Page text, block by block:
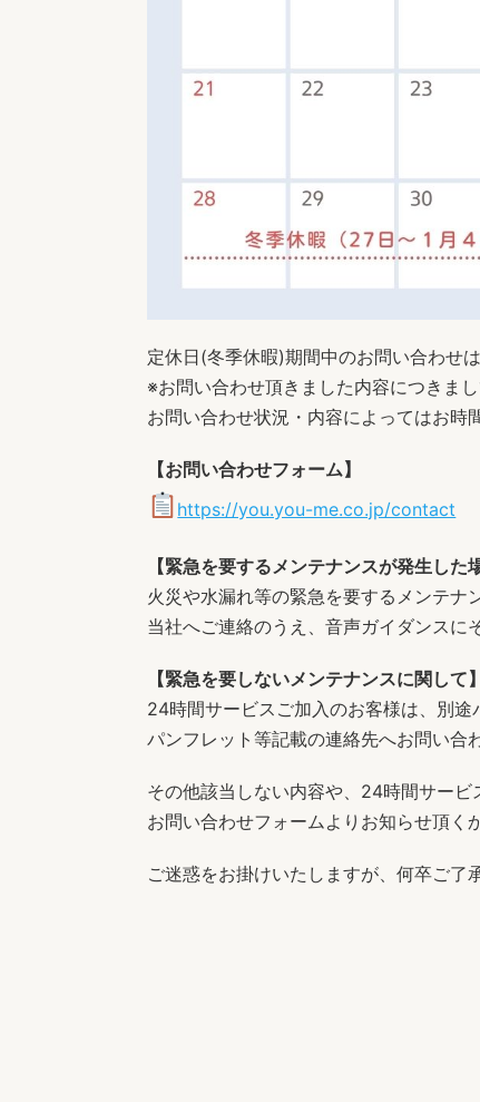
定休日(冬季休暇)期間中のお問い合わせ
※お問い合わせ頂きました内容につきま
お問い合わせ状況・内容によってはお時
【お問い合わせフォーム】
https://you.you-me.co.jp/contact
【緊急を要するメンテナンスが発生した
火災や水漏れ等の緊急を要するメンテナ
当社へご連絡のうえ、音声ガイダンスに
【緊急を要しないメンテナンスに関して】
24時間サービスご加入のお客様は、別途
パンフレット等記載の連絡先へお問い合
その他該当しない内容や、24時間サービ
お問い合わせフォームよりお知らせ頂く
ご迷惑をお掛けいたしますが、何卒ご了